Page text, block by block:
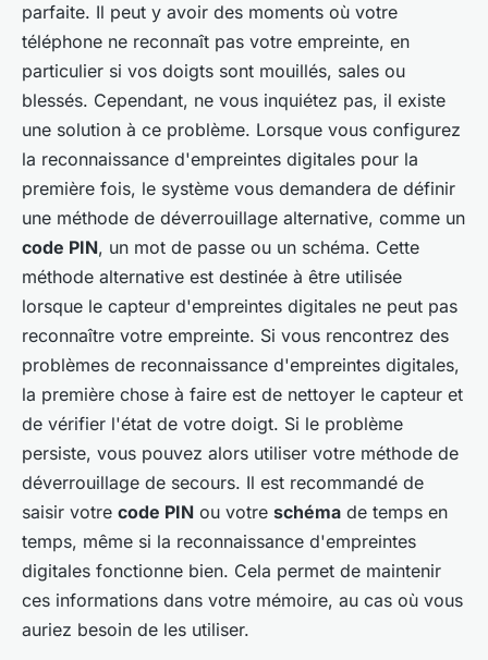
parfaite. Il peut y avoir des moments où votre
téléphone ne reconnaît pas votre empreinte, en
particulier si vos doigts sont mouillés, sales ou
blessés. Cependant, ne vous inquiétez pas, il existe
une solution à ce problème. Lorsque vous configurez
la reconnaissance d'empreintes digitales pour la
première fois, le système vous demandera de définir
une méthode de déverrouillage alternative, comme un
code PIN, un mot de passe ou un schéma. Cette
méthode alternative est destinée à être utilisée
lorsque le capteur d'empreintes digitales ne peut pas
reconnaître votre empreinte. Si vous rencontrez des
problèmes de reconnaissance d'empreintes digitales,
la première chose à faire est de nettoyer le capteur et
de vérifier l'état de votre doigt. Si le problème
persiste, vous pouvez alors utiliser votre méthode de
déverrouillage de secours. Il est recommandé de
saisir votre code PIN ou votre schéma de temps en
temps, même si la reconnaissance d'empreintes
digitales fonctionne bien. Cela permet de maintenir
ces informations dans votre mémoire, au cas où vous
auriez besoin de les utiliser.